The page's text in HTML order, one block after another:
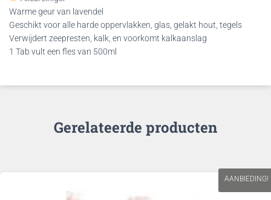
Warme geur van lavendel
Geschikt voor alle harde oppervlakken, glas, gelakt hout, tegels
Verwijdert zeepresten, kalk, en voorkomt kalkaanslag
1 Tab vult een fles van 500ml
Gerelateerde producten
AANBIEDING!